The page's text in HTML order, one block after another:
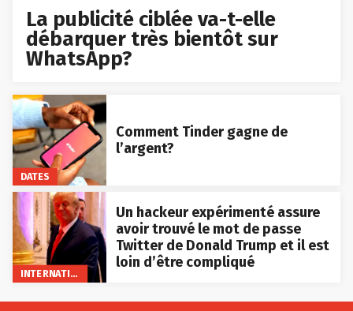
La publicité ciblée va-t-elle
débarquer très bientôt sur
WhatsApp?
DATES
Comment Tinder gagne de
l’argent?
INTERNATIONAL
Un hackeur expérimenté assure
avoir trouvé le mot de passe
Twitter de Donald Trump et il est
loin d’être compliqué